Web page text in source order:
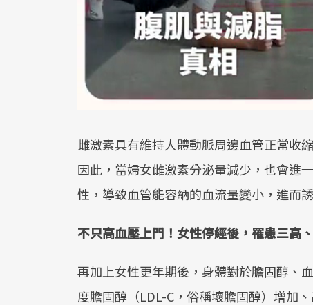
雌激素具有維持人體動脈周邊血管正常收
因此，當婦女雌激素分泌量減少，也會進
性，導致血管能容納的血流量變小，進而
不只高血壓上門！女性停經後，罹患三高
再加上女性更年期後，身體對於膽固醇、
度膽固醇（LDL-C，俗稱壞膽固醇）增加